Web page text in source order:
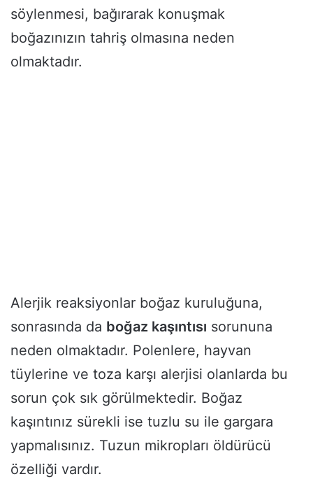
söylenmesi, bağırarak konuşmak
boğazınızın tahriş olmasına neden
olmaktadır.
Alerjik reaksiyonlar boğaz kuruluğuna,
sonrasında da boğaz kaşıntısı sorununa
neden olmaktadır. Polenlere, hayvan
tüylerine ve toza karşı alerjisi olanlarda bu
sorun çok sık görülmektedir. Boğaz
kaşıntınız sürekli ise tuzlu su ile gargara
yapmalısınız. Tuzun mikropları öldürücü
özelliği vardır.